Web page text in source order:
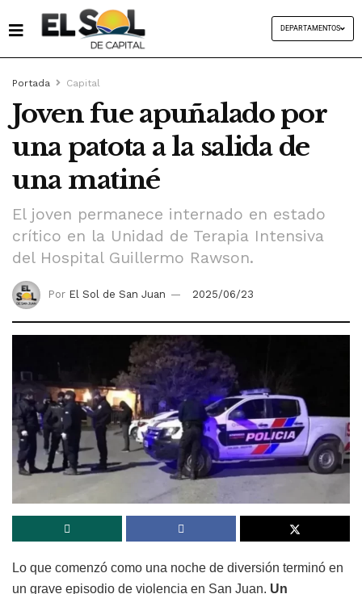
DEPARTAMENTOS
Portada Capital
Joven fue apuñalado por
una patota a la salida de
una matiné
El joven permanece internado en estado
crítico en la Unidad de Terapia Intensiva
del Hospital Guillermo Rawson.
Por El Sol de San Juan 2025/06/23
Lo que comenzó como una noche de diversión terminó en
un grave episodio de violencia en San Juan. Un